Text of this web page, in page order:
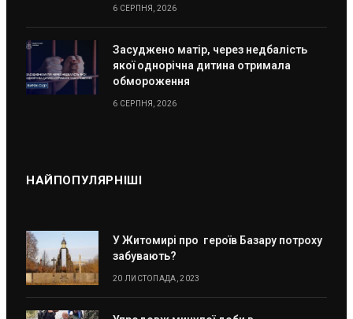
6 СЕРПНЯ, 2026
Засуджено матір, через недбалість
якої однорічна дитина отримала
обмороження
6 СЕРПНЯ, 2026
НАЙПОПУЛЯРНІШІ
У Житомирі про героїв Базару потроху
забувають?
20 ЛИСТОПАДА, 2023